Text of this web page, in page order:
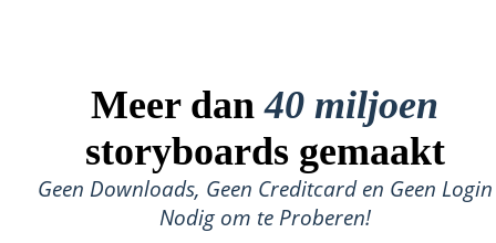
Meer dan40 miljoen
storyboards gemaakt
Geen Downloads, Geen Creditcard en Geen Login
Nodig om te Proberen!